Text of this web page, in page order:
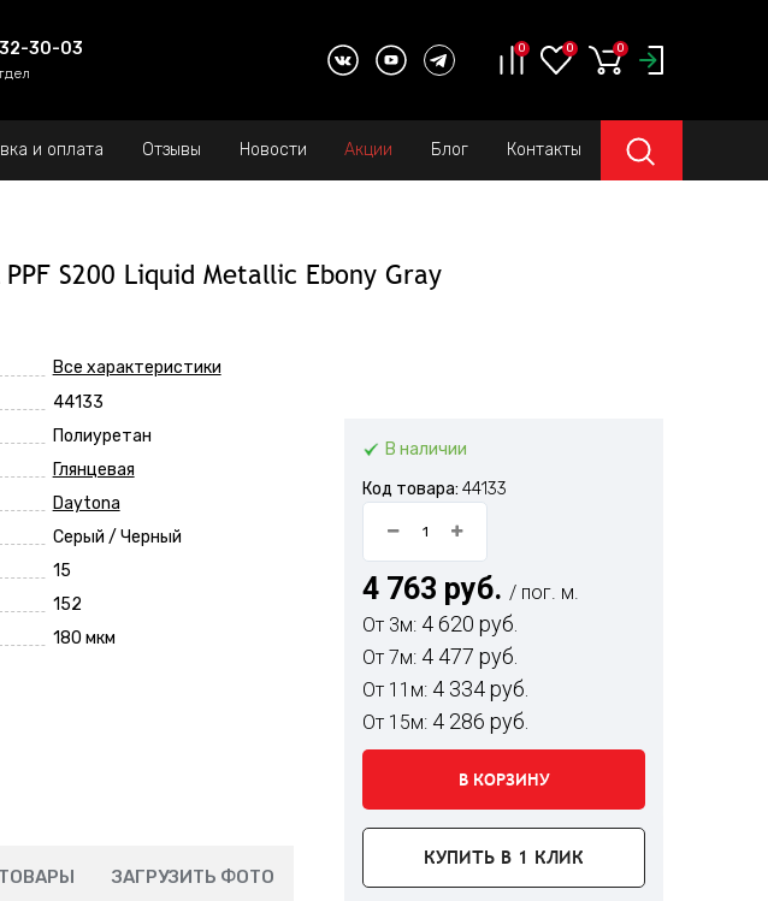
30-03 0 0 0
и оплата Отзывы Новости Акции Блог Контакты
S200 Liquid Metallic Ebony Gray
Все характеристики
44133
Полиуретан
Глянцевая
Daytona
Серый / Черный
15
152
180 мкм
В наличии
Код товара: 44133
4 763 руб. / пог. м.
От 3м: 4 620 руб.
От 7м: 4 477 руб.
От 11м: 4 334 руб.
От 15м: 4 286 руб.
В КОРЗИНУ
КУПИТЬ В 1 КЛИК
ЗАГРУЗИТЬ ФОТО